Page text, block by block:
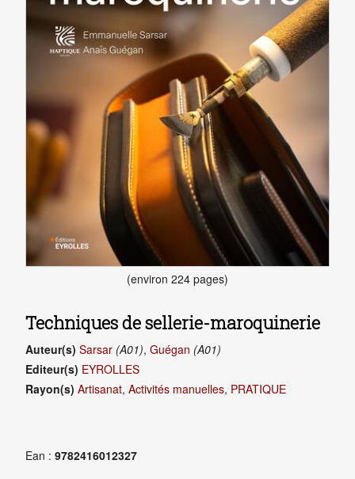
(environ 224 pages)
Techniques de sellerie-maroquinerie
Auteur(s) Sarsar (A01), Guégan (A01)
Editeur(s) EYROLLES
Rayon(s) Artisanat, Activités manuelles, PRATIQUE
Ean : 9782416012327